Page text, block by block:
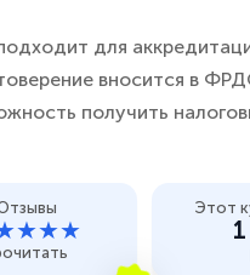
для
вносится в
получить
Этот